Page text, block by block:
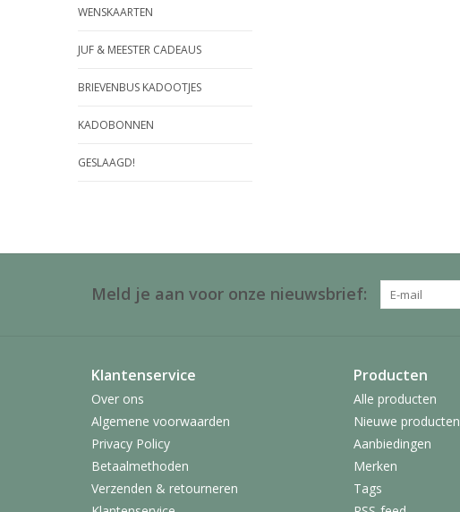
WENSKAARTEN
JUF & MEESTER CADEAUS
BRIEVENBUS KADOOTJES
KADOBONNEN
GESLAAGD!
Meld je aan voor onze nieuwsbrief:
Klantenservice
Over ons
Algemene voorwaarden
Privacy Policy
Betaalmethoden
Verzenden & retourneren
Producten
Alle producten
Nieuwe producten
Aanbiedingen
Merken
Tags